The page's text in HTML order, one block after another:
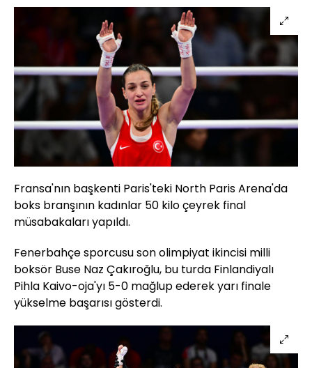
Fransa'nın başkenti Paris'teki North Paris Arena'da
boks branşının kadınlar 50 kilo çeyrek final
müsabakaları yapıldı.
Fenerbahçe sporcusu son olimpiyat ikincisi milli
boksör Buse Naz Çakıroğlu, bu turda Finlandiyalı
Pihla Kaivo-oja'yı 5-0 mağlup ederek yarı finale
yükselme başarısı gösterdi.